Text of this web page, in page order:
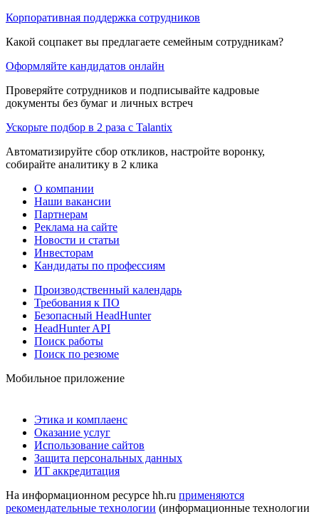
Корпоративная поддержка сотрудников
Какой соцпакет вы предлагаете семейным сотрудникам?
Оформляйте кандидатов онлайн
Проверяйте сотрудников и подписывайте кадровые
документы без бумаг и личных встреч
Ускорьте подбор в 2 раза с Talantix
Автоматизируйте сбор откликов, настройте воронку,
собирайте аналитику в 2 клика
О компании
Наши вакансии
Партнерам
Реклама на сайте
Новости и статьи
Инвесторам
Кандидаты по профессиям
Производственный календарь
Требования к ПО
Безопасный HeadHunter
HeadHunter API
Поиск работы
Поиск по резюме
Мобильное приложение
Этика и комплаенс
Оказание услуг
Использование сайтов
Защита персональных данных
ИТ аккредитация
На информационном ресурсе hh.ru применяются
рекомендательные технологии (информационные технологии